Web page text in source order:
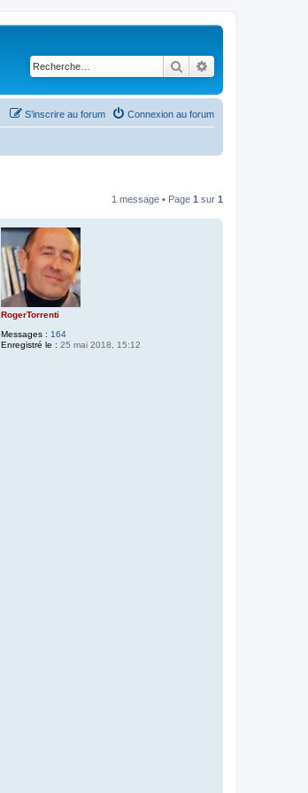
Rechercher
Connexion au forum
S’inscrire au forum
1 message • Page 1 sur 1
RogerTorrenti
Messages : 164
Enregistré le : 25 mai 2018, 15:12